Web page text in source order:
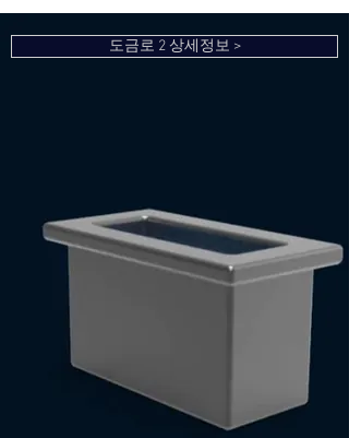
도금로 2 상세정보 >